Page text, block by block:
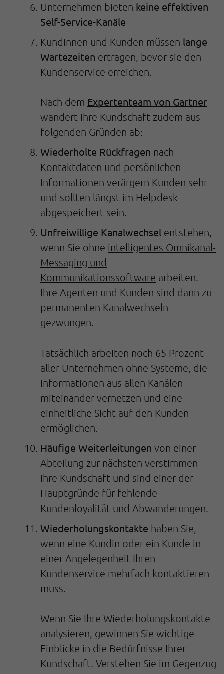
Unternehmen bieten keine effektiven
Self-Service-Kanäle
Kundinnen und Kunden müssen lange
Wartezeiten ertragen, bevor sie den
Kundenservice erreichen.
Nach dem Expertenteam von Gartner
wandert Ihre Kundschaft zudem aus
folgenden Gründen ab:
Wiederholte Rückfragen nach
Kontaktdaten und persönlichen
Informationen verärgern Kunden sehr
und sollten längst im Helpdesk
abgespeichert sein.
Unfreiwillige Kanalwechsel entstehen,
wenn Sie ohne intelligentes Omnikanal-
Messaging und
Kommunikationssoftware arbeiten.
Ihre Agenten und Kunden sind dann zu
permanenten Kanalwechseln
gezwungen.
Tatsächlich arbeiten noch 65 Prozent
aller Unternehmen ohne Systeme, die
Informationen aus allen Kanälen
miteinander vernetzen und eine
einheitliche Sicht auf den Kunden
ermöglichen.
Häufige Weiterleitungen von einer
Abteilung zur nächsten verstimmen
Ihre Kundschaft und sind einer der
Hauptgründe für fehlende
Kundenloyalität und Abwanderungen.
Wiederholungskontakte haben Sie,
wenn eine Kundin oder ein Kunde in
einer Angelegenheit Ihren
Kundenservice mehrfach kontaktieren
muss.
Wenn Sie Ihre Wiederholungskontakte
analysieren, gewinnen Sie wichtige
Einblicke in die Bedürfnisse Ihrer
Kundschaft. Verstehen Sie im Gegenzug